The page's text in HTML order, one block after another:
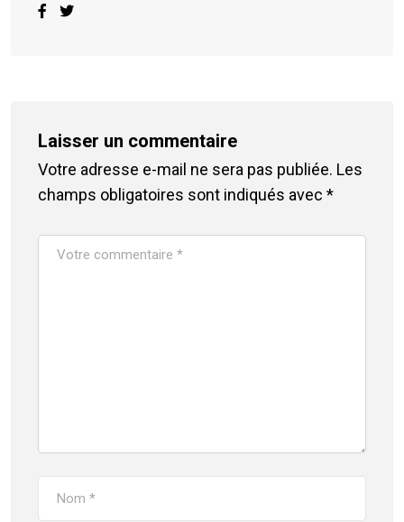
Laisser un commentaire
Votre adresse e-mail ne sera pas publiée. Les
champs obligatoires sont indiqués avec *